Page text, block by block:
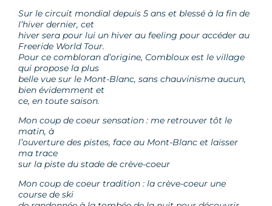
Sur le circuit mondial depuis 5 ans et blessé à la fin de
l’hiver dernier, cet
hiver sera pour lui un hiver au feeling pour accéder au
Freeride World Tour.
Pour ce combloran d’origine, Combloux est le village
qui propose la plus
belle vue sur le Mont-Blanc, sans chauvinisme aucun,
bien évidemment et
ce, en toute saison.
Mon coup de coeur sensation : me retrouver tôt le
matin, à
l’ouverture des pistes, face au Mont-Blanc et laisser
ma trace
sur la piste du stade de crève-coeur
Mon coup de coeur tradition : la crève-coeur une
course de ski